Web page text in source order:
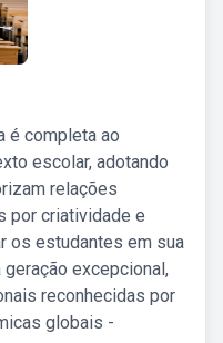
é completa ao
escolar, adotando
relações
por criatividade e
os estudantes em sua
excepcional,
reconhecidas por
globais -